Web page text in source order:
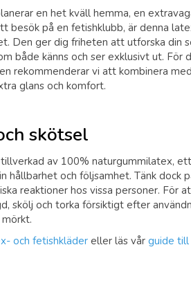
en het kväll hemma, en
besök på en fetishklubb, är denna
Den ger dig friheten att utforska din
både känns och ser exklusivt ut. För
rekommenderar vi att kombinera
glans och komfort.
skötsel
av 100% naturgummilatex,
hållbarhet och följsamhet. Tänk dock
reaktioner hos vissa personer. För
skölj och torka försiktigt efter
och fetishkläder eller läs vår guide till